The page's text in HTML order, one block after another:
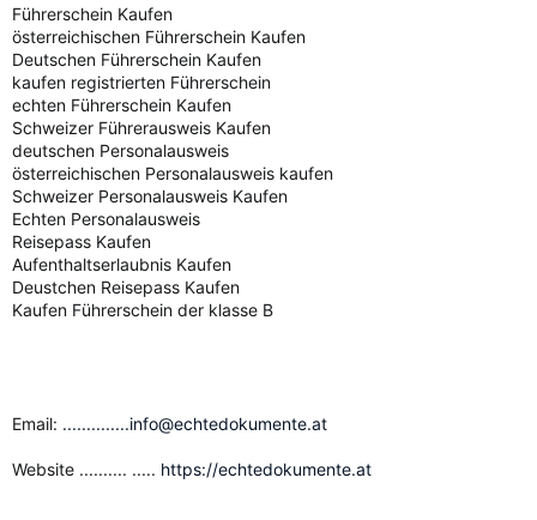
Führerschein Kaufen
österreichischen Führerschein Kaufen
Deutschen Führerschein Kaufen
kaufen registrierten Führerschein
echten Führerschein Kaufen
Schweizer Führerausweis Kaufen
deutschen Personalausweis
österreichischen Personalausweis kaufen
Schweizer Personalausweis Kaufen
Echten Personalausweis
Reisepass Kaufen
Aufenthaltserlaubnis Kaufen
Deustchen Reisepass Kaufen
Kaufen Führerschein der klasse B
Email: ..............info@echtedokumente.at
Website .......... ..... https://echtedokumente.at